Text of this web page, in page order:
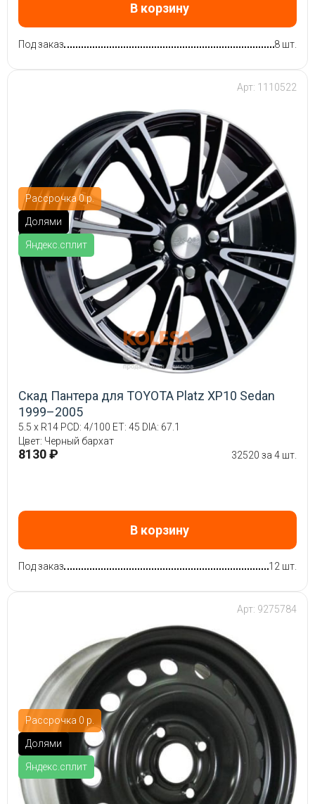
В корзину
Под заказ 8 шт.
Рассрочка 0 р.
Долями
Яндекс.сплит
Арт: 1110522
Скад Пантера для TOYOTA Platz XP10 Sedan
1999–2005
5.5 x R14 PCD: 4/100 ET: 45 DIA: 67.1
Цвет: Черный бархат
8130 ₽ 32520 за 4 шт.
В корзину
Под заказ 12 шт.
Рассрочка 0 р.
Долями
Яндекс.сплит
Арт: 9275784